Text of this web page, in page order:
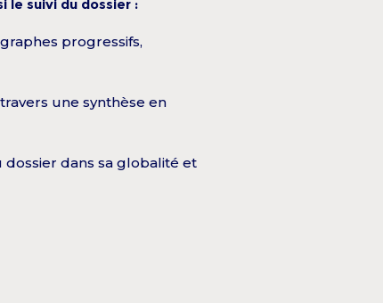
le suivi du dossier :
progressifs,
une synthèse en
dossier dans sa globalité et